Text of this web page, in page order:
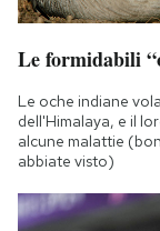
Le formidabili
Le oche indiane
dell'Himalaya, e il
alcune malattie
abbiate visto)